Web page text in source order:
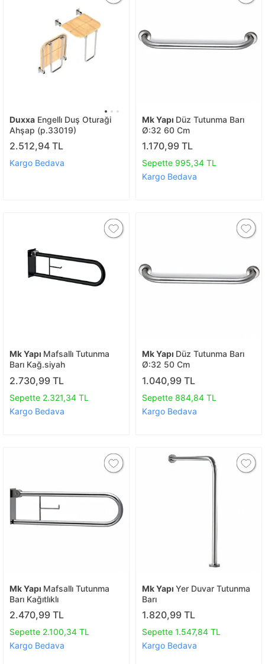
Duxxa Engelli̇ Duş Oturaği
Ahşap (p.33019)
2.512,94 TL
Kargo Bedava
Mk Yapı Düz Tutunma Barı
Ø:32 60 Cm
1.170,99 TL
Sepette 995,34 TL
Kargo Bedava
Mk Yapı Mafsallı Tutunma
Barı Kağ.siyah
2.730,99 TL
Sepette 2.321,34 TL
Kargo Bedava
Mk Yapı Düz Tutunma Barı
Ø:32 50 Cm
1.040,99 TL
Sepette 884,84 TL
Kargo Bedava
Mk Yapı Mafsallı Tutunma
Barı Kağıtlıklı
2.470,99 TL
Sepette 2.100,34 TL
Kargo Bedava
Mk Yapı Yer Duvar Tutunma
Barı
1.820,99 TL
Sepette 1.547,84 TL
Kargo Bedava